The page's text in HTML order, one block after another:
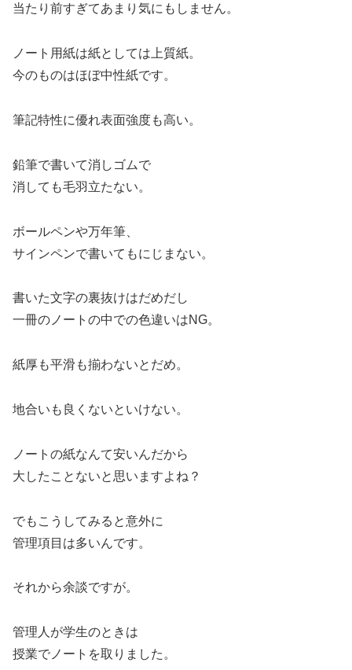
当たり前すぎてあまり気にもしません。
ノート用紙は紙としては上質紙。
今のものはほぼ中性紙です。
筆記特性に優れ表面強度も高い。
鉛筆で書いて消しゴムで
消しても毛羽立たない。
ボールペンや万年筆、
サインペンで書いてもにじまない。
書いた文字の裏抜けはだめだし
一冊のノートの中での色違いはNG。
紙厚も平滑も揃わないとだめ。
地合いも良くないといけない。
ノートの紙なんて安いんだから
大したことないと思いますよね？
でもこうしてみると意外に
管理項目は多いんです。
それから余談ですが。
管理人が学生のときは
授業でノートを取りました。